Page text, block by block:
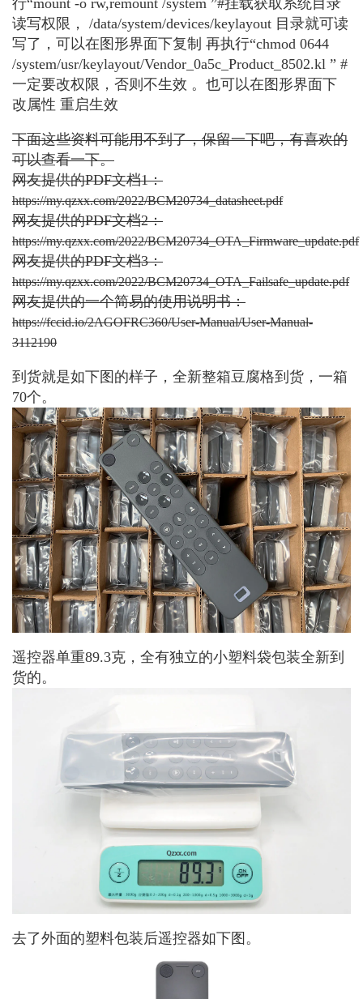
读写权限， /data/system/devices/keylayout 目录就可读
写了，可以在图形界面下复制 再执行“chmod 0644
/system/usr/keylayout/Vendor_0a5c_Product_8502.kl ” #
一定要改权限，否则不生效 。也可以在图形界面下
改属性 重启生效
下面这些资料可能用不到了，保留一下吧，有喜欢的
可以查看一下。
网友提供的PDF文档1：
https://my.qzxx.com/2022/BCM20734_datasheet.pdf
网友提供的PDF文档2：
https://my.qzxx.com/2022/BCM20734_OTA_Firmware_update.pdf
网友提供的PDF文档3：
https://my.qzxx.com/2022/BCM20734_OTA_Failsafe_update.pdf
网友提供的一个简易的使用说明书：
https://fccid.io/2AGOFRC360/User-Manual/User-Manual-
3112190
到货就是如下图的样子，全新整箱豆腐格到货，一箱
70个。
遥控器单重89.3克，全有独立的小塑料袋包装全新到
货的。
去了外面的塑料包装后遥控器如下图。